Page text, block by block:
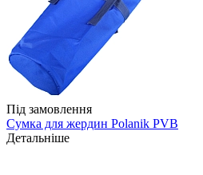
Під замовлення
Сумка для жердин Polanik PVB
Детальніше